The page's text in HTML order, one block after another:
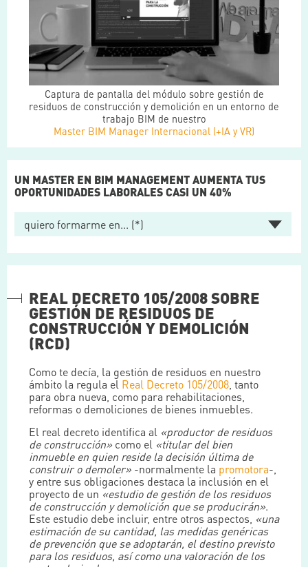
Captura de pantalla del módulo sobre gestión de
residuos de construcción y demolición en un entorno de
trabajo BIM de nuestro
Master BIM Manager Internacional (+IA y VR)
UN MASTER EN BIM MANAGEMENT AUMENTA TUS
OPORTUNIDADES LABORALES CASI UN 40%
REAL DECRETO 105/2008 SOBRE
GESTIÓN DE RESIDUOS DE
CONSTRUCCIÓN Y DEMOLICIÓN
(RCD)
Como te decía, la gestión de residuos en nuestro
ámbito la regula el Real Decreto 105/2008, tanto
para obra nueva, como para rehabilitaciones,
reformas o demoliciones de bienes inmuebles.
El real decreto identifica al «productor de residuos
de construcción» como el «titular del bien
inmueble en quien reside la decisión última de
construir o demoler» -normalmente la promotora-,
y entre sus obligaciones destaca la inclusión en el
proyecto de un «estudio de gestión de los residuos
de construcción y demolición que se producirán».
Este estudio debe incluir, entre otros aspectos, «una
estimación de su cantidad, las medidas genéricas
de prevención que se adoptarán, el destino previsto
para los residuos, así como una valoración de los